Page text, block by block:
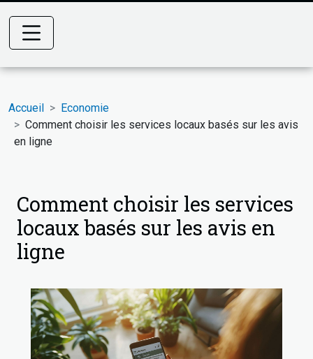
Accueil
Economie
Comment choisir les services locaux basés sur les avis
en ligne
Comment choisir les services
locaux basés sur les avis en
ligne